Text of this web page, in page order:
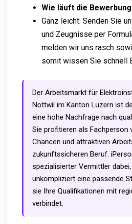
Wie läuft die
Ganz leicht: Senden Sie
und Zeugnisse per
melden wir uns rasch
somit wissen Sie schnell
Der Arbeitsmarkt für
Nottwil im Kanton Luzern ist
eine hohe Nachfrage nach
Sie profitieren als Fachperson
Chancen und attraktiven
zukunftssicheren Beruf.
spezialisierter Vermittler
unkompliziert eine passende
sie Ihre Qualifikationen mit
verbindet.